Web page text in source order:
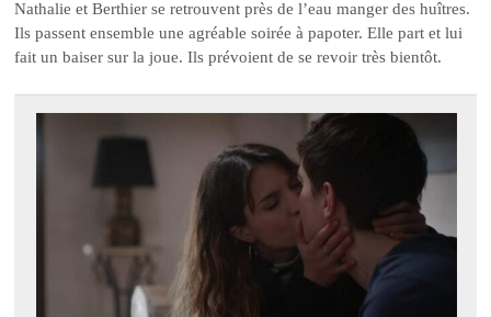
Nathalie et Berthier se retrouvent près de l’eau manger des huîtres.
Ils passent ensemble une agréable soirée à papoter. Elle part et lui
fait un baiser sur la joue. Ils prévoient de se revoir très bientôt.